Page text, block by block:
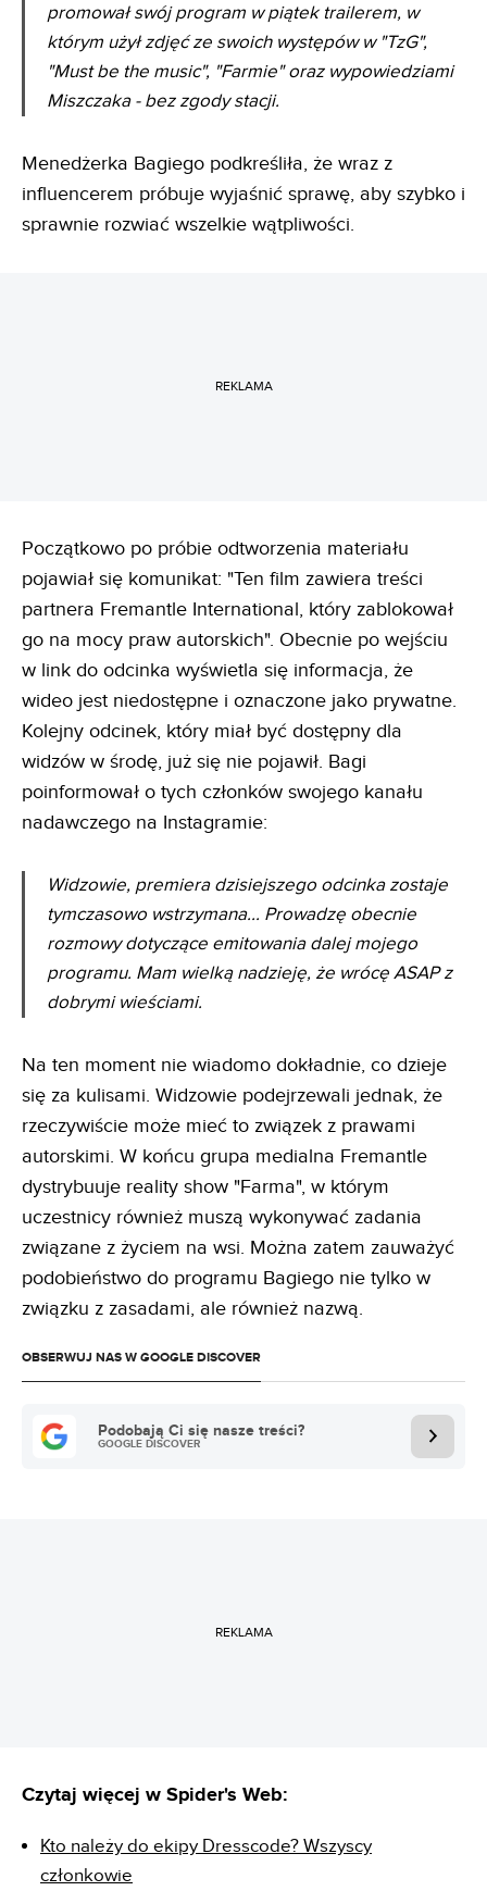
promował swój program w piątek trailerem, w
którym użył zdjęć ze swoich występów w "TzG",
"Must be the music", "Farmie" oraz wypowiedziami
Miszczaka - bez zgody stacji.
Menedżerka Bagiego podkreśliła, że wraz z
influencerem próbuje wyjaśnić sprawę, aby szybko i
sprawnie rozwiać wszelkie wątpliwości.
REKLAMA
Początkowo po próbie odtworzenia materiału
pojawiał się komunikat: "Ten film zawiera treści
partnera Fremantle International, który zablokował
go na mocy praw autorskich". Obecnie po wejściu
w link do odcinka wyświetla się informacja, że
wideo jest niedostępne i oznaczone jako prywatne.
Kolejny odcinek, który miał być dostępny dla
widzów w środę, już się nie pojawił. Bagi
poinformował o tych członków swojego kanału
nadawczego na Instagramie:
Widzowie, premiera dzisiejszego odcinka zostaje
tymczasowo wstrzymana... Prowadzę obecnie
rozmowy dotyczące emitowania dalej mojego
programu. Mam wielką nadzieję, że wrócę ASAP z
dobrymi wieściami.
Na ten moment nie wiadomo dokładnie, co dzieje
się za kulisami. Widzowie podejrzewali jednak, że
rzeczywiście może mieć to związek z prawami
autorskimi. W końcu grupa medialna Fremantle
dystrybuuje reality show "Farma", w którym
uczestnicy również muszą wykonywać zadania
związane z życiem na wsi. Można zatem zauważyć
podobieństwo do programu Bagiego nie tylko w
związku z zasadami, ale również nazwą.
OBSERWUJ NAS W GOOGLE DISCOVER
Podobają Ci się nasze treści?
GOOGLE DISCOVER
REKLAMA
Czytaj więcej w Spider's Web:
Kto należy do ekipy Dresscode? Wszyscy
członkowie